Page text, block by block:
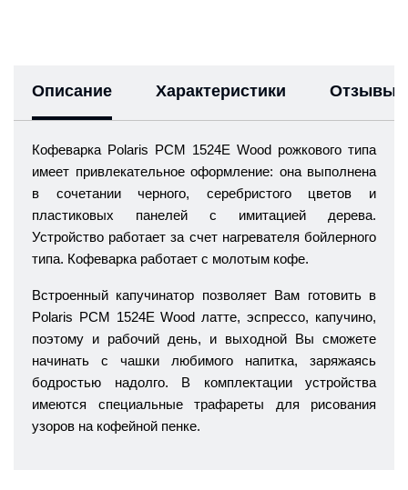
Описание Характеристики Отзывы
Кофеварка Polaris PCM 1524E Wood рожкового типа
имеет привлекательное оформление: она выполнена
в сочетании черного, серебристого цветов и
пластиковых панелей с имитацией дерева.
Устройство работает за счет нагревателя бойлерного
типа. Кофеварка работает с молотым кофе.
Встроенный капучинатор позволяет Вам готовить в
Polaris PCM 1524E Wood латте, эспрессо, капучино,
поэтому и рабочий день, и выходной Вы сможете
начинать с чашки любимого напитка, заряжаясь
бодростью надолго. В комплектации устройства
имеются специальные трафареты для рисования
узоров на кофейной пенке.